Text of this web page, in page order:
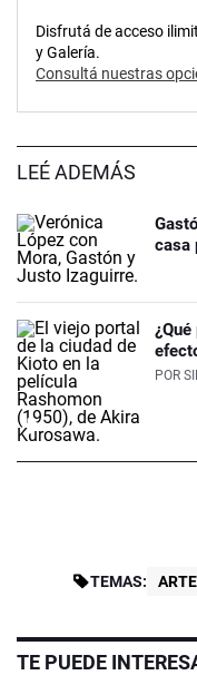
Disfrutá de acceso
y Galería.
Consultá nuestras
LEÉ ADEMÁS
casa
POR
TEMAS:
TE PUEDE